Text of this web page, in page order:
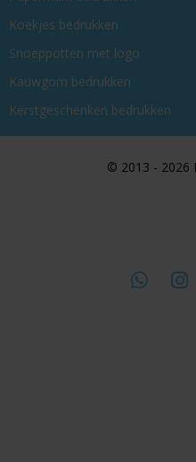
Koekjes bedrukken
Snoeppotten met logo
Kauwgom bedrukken
Kerstgeschenken bedrukken
© 2013 - 2026